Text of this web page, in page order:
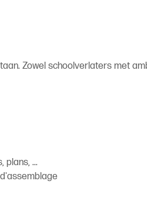
Zowel schoolverlaters met
plans, ...